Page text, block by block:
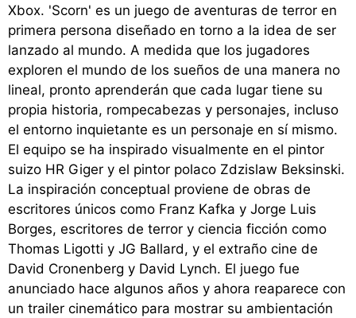
Xbox. 'Scorn' es un juego de aventuras de terror en
primera persona diseñado en torno a la idea de ser
lanzado al mundo. A medida que los jugadores
exploren el mundo de los sueños de una manera no
lineal, pronto aprenderán que cada lugar tiene su
propia historia, rompecabezas y personajes, incluso
el entorno inquietante es un personaje en sí mismo.
El equipo se ha inspirado visualmente en el pintor
suizo HR Giger y el pintor polaco Zdzislaw Beksinski.
La inspiración conceptual proviene de obras de
escritores únicos como Franz Kafka y Jorge Luis
Borges, escritores de terror y ciencia ficción como
Thomas Ligotti y JG Ballard, y el extraño cine de
David Cronenberg y David Lynch. El juego fue
anunciado hace algunos años y ahora reaparece con
un trailer cinemático para mostrar su ambientación